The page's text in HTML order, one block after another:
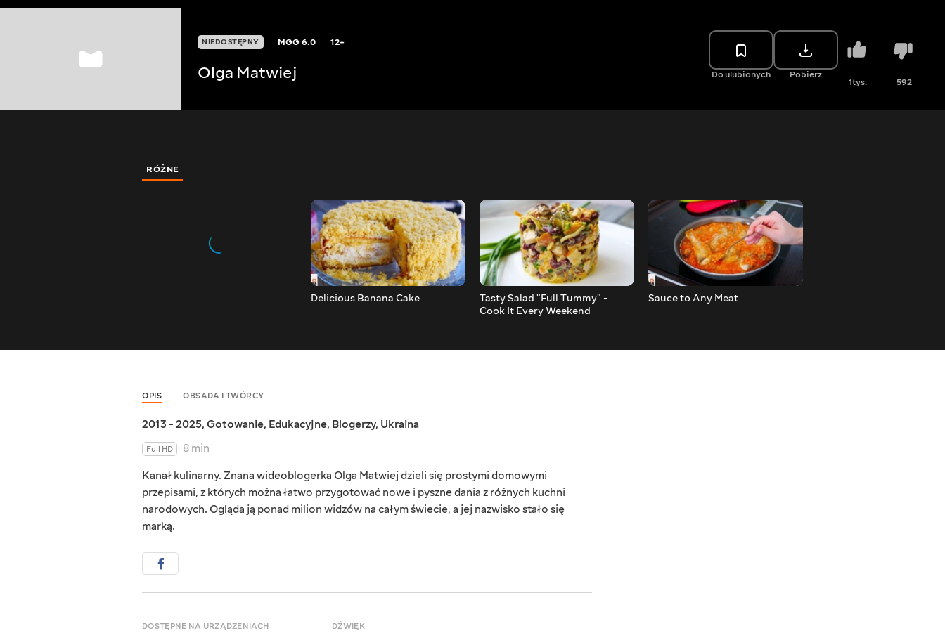
NIEDOSTĘPNY MGG6.0 12+
Olga Matwiej Do ulubionych Pobierz
1tys. 592
RÓŻNE
Delicious Banana Cake
Tasty Salad "Full Tummy" -
Cook It Every Weekend
Sauce to Any Meat
OPIS OBSADA I TWÓRCY
2013 - 2025, Gotowanie, Edukacyjne, Blogerzy, Ukraina
Full HD
8 min
Kanał kulinarny. Znana wideoblogerka Olga Matwiej dzieli się prostymi domowymi
przepisami, z których można łatwo przygotować nowe i pyszne dania z różnych kuchni
narodowych. Ogląda ją ponad milion widzów na całym świecie, a jej nazwisko stało się
marką.
DOSTĘPNE NA URZĄDZENIACH
DŹWIĘK